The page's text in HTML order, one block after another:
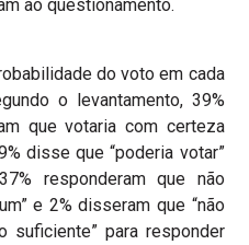
ao questionamento.
do voto em cada
o levantamento, 39%
que votaria com certeza
disse que “poderia votar”
responderam que não
e 2% disseram que “não
suficiente” para responder